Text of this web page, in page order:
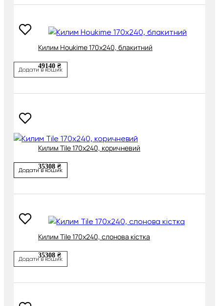
Килим Houkime 170х240, блакитний
49140 ₴
Додати в кошик
Килим Tile 170х240, коричневий
35308 ₴
Додати в кошик
Килим Tile 170х240, слонова кістка
35308 ₴
Додати в кошик